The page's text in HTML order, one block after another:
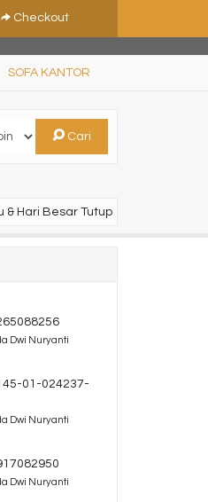
Checkout
SOFA KANTOR
Cari
& Hari Besar Tutup
Dwi Nuryanti
01-024237-
Dwi Nuryanti
Dwi Nuryanti